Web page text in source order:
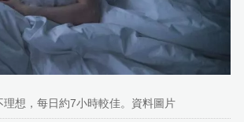
理想，每日約7小時較佳。資料圖片